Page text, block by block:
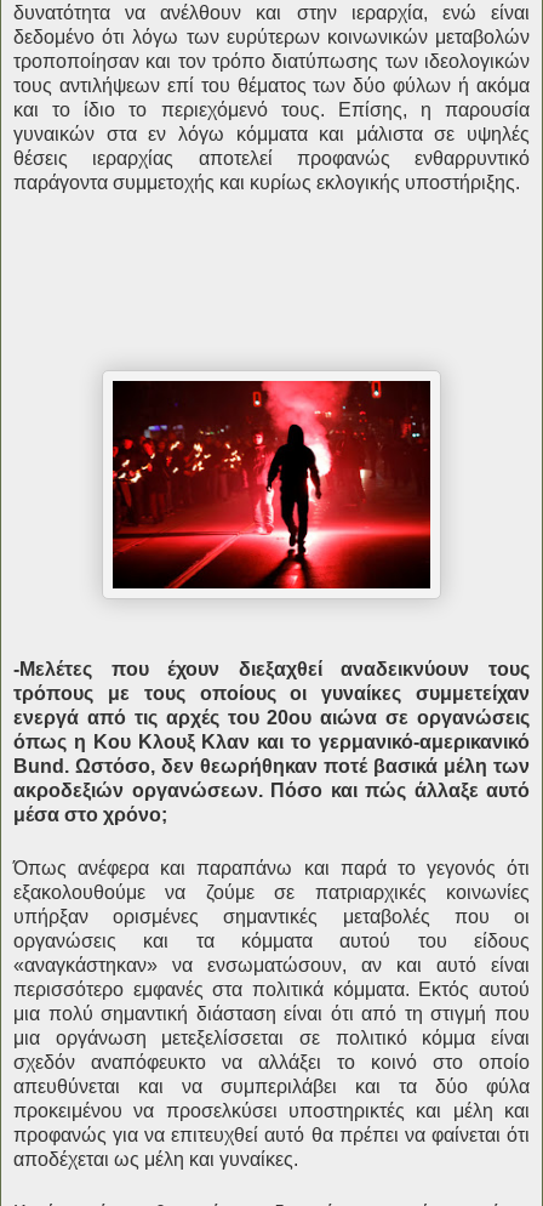
δυνατότητα να ανέλθουν και στην ιεραρχία, ενώ είναι
δεδομένο ότι λόγω των ευρύτερων κοινωνικών μεταβολών
τροποποίησαν και τον τρόπο διατύπωσης των ιδεολογικών
τους αντιλήψεων επί του θέματος των δύο φύλων ή ακόμα
και το ίδιο το περιεχόμενό τους. Επίσης, η παρουσία
γυναικών στα εν λόγω κόμματα και μάλιστα σε υψηλές
θέσεις ιεραρχίας αποτελεί προφανώς ενθαρρυντικό
παράγοντα συμμετοχής και κυρίως εκλογικής υποστήριξης.
-Μελέτες που έχουν διεξαχθεί αναδεικνύουν τους
τρόπους με τους οποίους οι γυναίκες συμμετείχαν
ενεργά από τις αρχές του 20ου αιώνα σε οργανώσεις
όπως η Κου Κλουξ Κλαν και το γερμανικό-αμερικανικό
Bund. Ωστόσο, δεν θεωρήθηκαν ποτέ βασικά μέλη των
ακροδεξιών οργανώσεων. Πόσο και πώς άλλαξε αυτό
μέσα στο χρόνο;
Όπως ανέφερα και παραπάνω και παρά το γεγονός ότι
εξακολουθούμε να ζούμε σε πατριαρχικές κοινωνίες
υπήρξαν ορισμένες σημαντικές μεταβολές που οι
οργανώσεις και τα κόμματα αυτού του είδους
«αναγκάστηκαν» να ενσωματώσουν, αν και αυτό είναι
περισσότερο εμφανές στα πολιτικά κόμματα. Εκτός αυτού
μια πολύ σημαντική διάσταση είναι ότι από τη στιγμή που
μια οργάνωση μετεξελίσσεται σε πολιτικό κόμμα είναι
σχεδόν αναπόφευκτο να αλλάξει το κοινό στο οποίο
απευθύνεται και να συμπεριλάβει και τα δύο φύλα
προκειμένου να προσελκύσει υποστηρικτές και μέλη και
προφανώς για να επιτευχθεί αυτό θα πρέπει να φαίνεται ότι
αποδέχεται ως μέλη και γυναίκες.